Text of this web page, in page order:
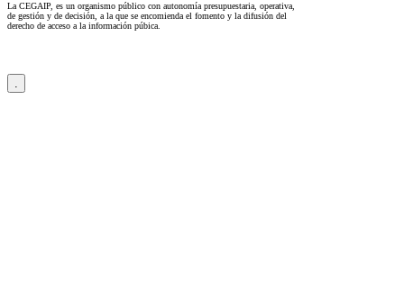
La CEGAIP, es un organismo público con autonomía presupuestaria, operativa,
de gestión y de decisión, a la que se encomienda el fomento y la difusión del
derecho de acceso a la información púbica.